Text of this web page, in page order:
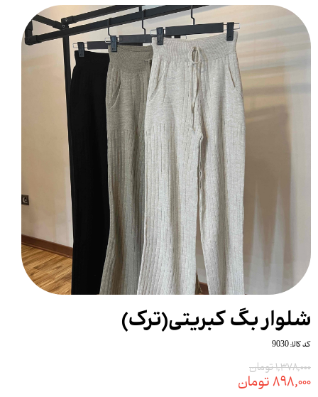
شلوار بگ کبریتی(ترک)
کد کالا: 9030
۱,۳۷۸,۰۰۰ تومان
۸۹۸,۰۰۰ تومان